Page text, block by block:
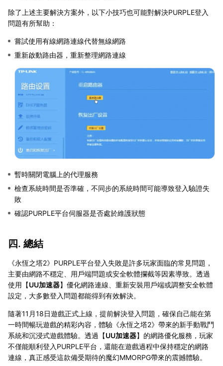
除了上述主要解決方案外，以下小技巧也可能對解決PURPLE登入
問題有所幫助：
嘗試使用有線網路連線代替無線網路
重新啟動路由器，重新整理網路連線
暫時關閉電腦上的代理服務
檢查系統時間是否準確，不同步的系統時間可能導致登入驗證失
敗
確認PURPLE平台伺服器是否處於維護狀態
四. 總結
《永恆之塔2》PURPLE平台登入失敗是許多玩家面臨的常見問題，
主要由網路不穩定、用戶端問題或安全軟體攔截等因素導致。透過
使用【UU加速器】優化網路連線、重新安裝用戶端或調整安全軟體
設定，大多數登入問題都能得到有效解決。
隨著11月18日遊戲正式上線，提前解決登入問題，確保自己能在第
一時間暢玩遊戲的精彩內容，體驗《永恆之塔2》帶來的新手動戰鬥
系統和沉浸式遊戲體驗。透過【UU加速器】的網路優化服務，玩家
不僅能順利登入PURPLE平台，還能在遊戲過程中保持穩定的網路
連線，真正感受這款備受期待的魔幻MMORPG帶來的震撼體驗。